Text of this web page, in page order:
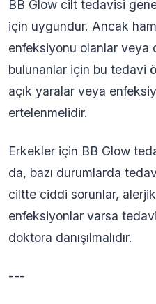
BB Glow cilt tedavisi
için uygundur. Ancak
enfeksiyonu olanlar veya
bulunanlar için bu tedavi
açık yaralar veya
ertelenmelidir.
Erkekler için BB Glow
da, bazı durumlarda
ciltte ciddi sorunlar,
enfeksiyonlar varsa
doktora danışılmalıdır.
---